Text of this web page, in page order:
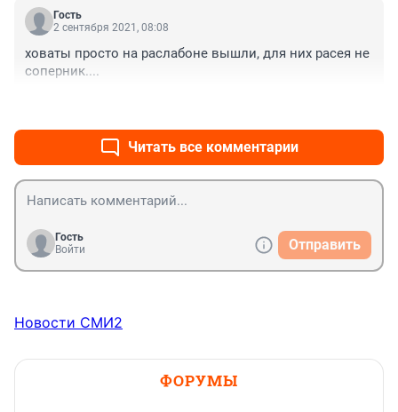
Гость
2 сентября 2021, 08:08
ховаты просто на раслабоне вышли, для них расея не
соперник....
Читать все комментарии
Гость
Войти
Отправить
Новости СМИ2
ФОРУМЫ